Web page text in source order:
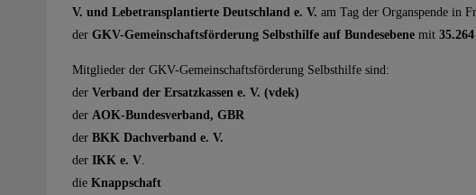
V. und Lebetransplantierte Deutschland e. V. am Tag der Organspende in
der GKV-Gemeinschaftsförderung Selbsthilfe auf Bundesebene mit
Mitglieder der GKV-Gemeinschaftsförderung Selbsthilfe sind:
der Verband der Ersatzkassen e. V. (vdek)
der AOK-Bundesverband, GBR
der BKK Dachverband e. V.
der IKK e. V
die Knappschaft